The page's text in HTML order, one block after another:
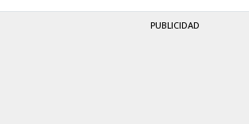
PUBLICIDAD